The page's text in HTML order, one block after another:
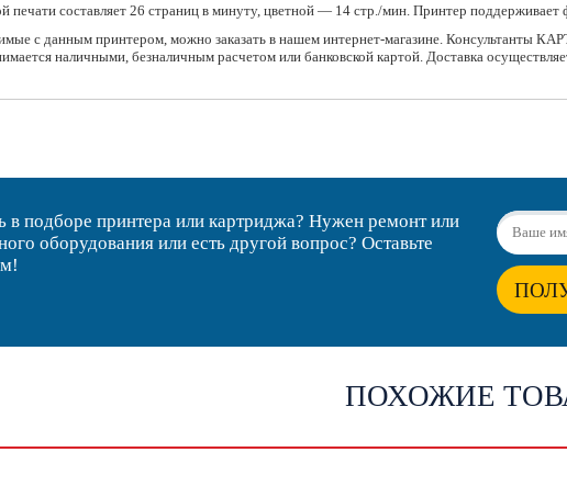
печати составляет 26 страниц в минуту, цветной — 14 стр./мин. Принтер
с данным принтером, можно заказать в нашем интернет-магазине. Консультанты
наличными, безналичным расчетом или банковской картой. Доставка
подборе принтера или картриджа? Нужен ремонт или
оборудования или есть другой вопрос? Оставьте
ПОХОЖИЕ